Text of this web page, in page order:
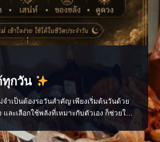
ทุกวัน
ำเป็นต้องรอวันสำคัญ เพียงเริ่มต้นวันด้วย
ละเลือกใช้พลังที่เหมาะกับตัวเอง ก็ช่วยให้
ม่ว่าจะเป็นเรื่องงาน การเงิน ความรัก หรือ
ด้จาก “พลังใจ” ของเราเอง ติดตามเรื่องราว